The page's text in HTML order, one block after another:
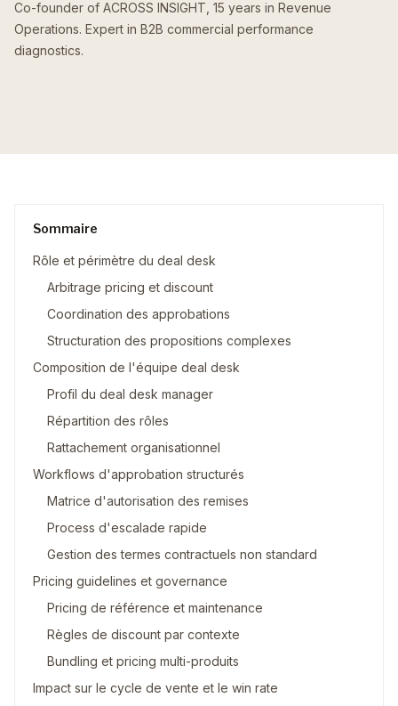
Co-founder of ACROSS INSIGHT, 15 years in Revenue
Operations. Expert in B2B commercial performance
diagnostics.
Sommaire
Rôle et périmètre du deal desk
Arbitrage pricing et discount
Coordination des approbations
Structuration des propositions complexes
Composition de l'équipe deal desk
Profil du deal desk manager
Répartition des rôles
Rattachement organisationnel
Workflows d'approbation structurés
Matrice d'autorisation des remises
Process d'escalade rapide
Gestion des termes contractuels non standard
Pricing guidelines et governance
Pricing de référence et maintenance
Règles de discount par contexte
Bundling et pricing multi-produits
Impact sur le cycle de vente et le win rate